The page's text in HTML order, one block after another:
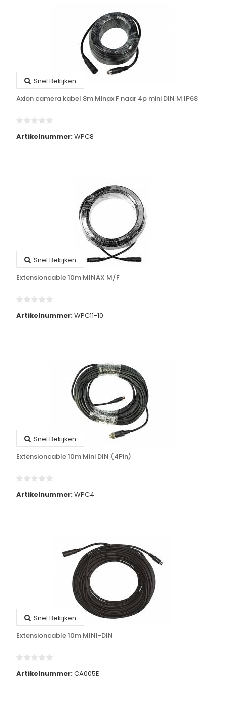
Snel Bekijken
Axion camera kabel 8m Minax F naar 4p mini DIN M IP68
Artikelnummer:WPC8
Snel Bekijken
Extensioncable 10m MINAX M/F
Artikelnummer:WPC11-10
Snel Bekijken
Extensioncable 10m Mini DIN (4Pin)
Artikelnummer:WPC4
Snel Bekijken
Extensioncable 10m MINI-DIN
Artikelnummer:CA005E